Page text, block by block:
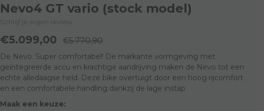
Nevo4 GT vario (stock model)
Schrijf je eigen review
€5.099,00 €5.770,90
De Nevo. Super comfortabel! De markante vormgeving met
geïntegreerde accu en krachtige aandrijving maken de Nevo tot een
echte alledaagse held. Deze bike overtuigt door een hoog rijcomfort
en een comfortabele handling dankzij de lage instap
Maak een keuze: